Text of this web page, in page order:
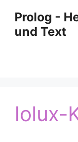
Inhalt
springen
Prolog -
und Text
Iolux-